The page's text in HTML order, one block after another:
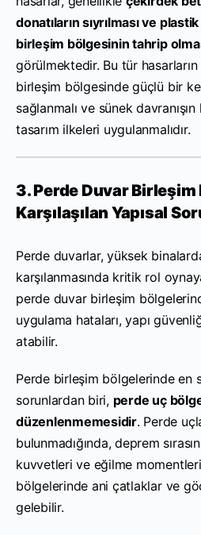
donatıların sıyrılması ve
birleşim bölgesinin tahrip
görülmektedir. Bu tür
birleşim bölgesinde güçlü bir
sağlanmalı ve sünek
tasarım ilkeleri uygulanmalıdır.
3. Perde Duvar
Karşılaşılan Yapısal
Perde duvarlar, yüksek
karşılanmasında kritik rol
perde duvar birleşim
uygulama hataları, yapı
atabilir.
Perde birleşim bölgelerinde en
sorunlardan biri, perde uç
düzenlenmemesidir. Perde
bulunmadığında, deprem
kuvvetleri ve eğilme
bölgelerinde ani çatlaklar ve
gelebilir.